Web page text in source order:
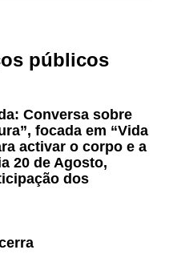
públicos
Conversa sobre
focada em “Vida
activar o corpo e a
20 de Agosto,
dos